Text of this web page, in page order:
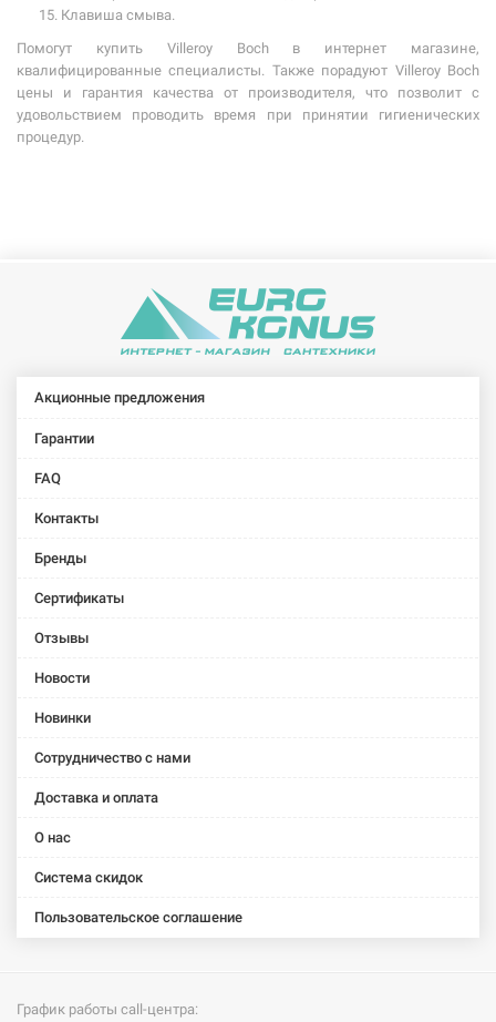
Клавиша смыва.
Помогут купить Villeroy Boch в интернет магазине,
квалифицированные специалисты. Также порадуют Villeroy Boch
цены и гарантия качества от производителя, что позволит с
удовольствием проводить время при принятии гигиенических
процедур.
Акционные предложения
Гарантии
FAQ
Контакты
Бренды
Сертификаты
Отзывы
Новости
Новинки
Сотрудничество с нами
Доставка и оплата
О нас
Система скидок
Пользовательское соглашение
График работы call-центра: